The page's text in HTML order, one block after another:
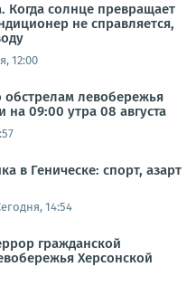
Когда солнце превращает
не справляется,
12:00
обстрелам левобережья
на 09:00 утра 08 августа
в Геническе: спорт, азарт
14:54
гражданской
Херсонской